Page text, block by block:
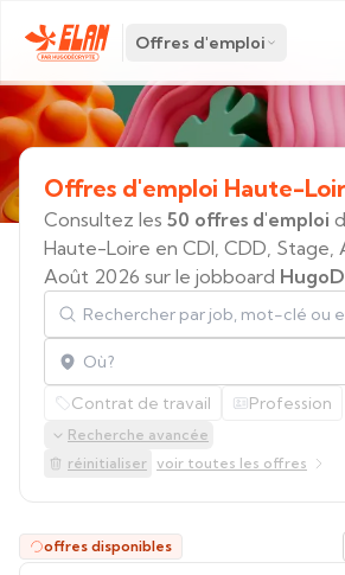
Offres d'emploi
Offres d'emploi Haute-
Consultez les 50 offres d'emploi
Haute-Loire en CDI, CDD, Stage,
Août 2026 sur le jobboard
Rechercher par job, mot-clé ou
Localisation
Contrat de travail Profession
Recherche avancée
réinitialiser voir toutes les offres
offres disponibles